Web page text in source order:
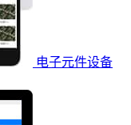
电子元件设备